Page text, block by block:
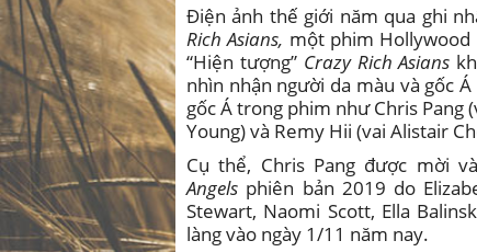
Điện ảnh thế giới năm qua ghi
Rich Asians, một phim Hollywood
“Hiện tượng” Crazy Rich Asians
nhìn nhận người da màu và gốc
gốc Á trong phim như Chris Pang
Young) và Remy Hii (vai Alistair
Cụ thể, Chris Pang được mời
Angels phiên bản 2019 do
Stewart, Naomi Scott, Ella
làng vào ngày 1/11 năm nay.